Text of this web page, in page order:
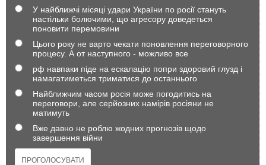
У найближчі місяці удари України по росії стануть
настільки болючими, що агресору доведеться
поновити перемовини
Цього року не варто чекати поновлення переговорного
процесу. А от наступного - можливо все
рф навпаки піде на ескалацію попри здоровий глузд і
намагатиметься триматися до останнього
Найближчим часом росія може погодитись на
переговори, але серйозних намірів росіяни не
матимуть
Вже давно не роблю жодних прогнозів щодо
завершення війни